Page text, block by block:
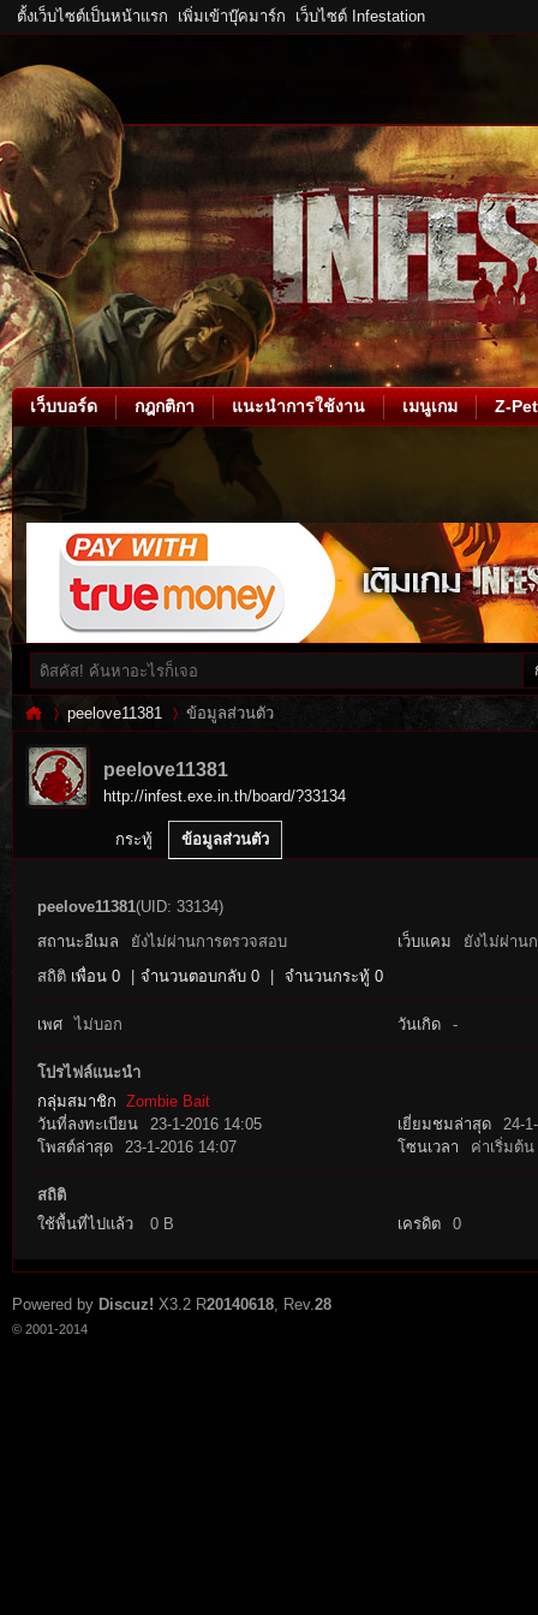
ตั้งเว็บไซต์เป็นหน้าแรก เพิ่มเข้าบุ๊คมาร์ก เว็บไซต์ Infestation
เว็บบอร์ด กฎกติกา แนะนำการใช้งาน เมนูเกม Z-Pet
peelove11381 ข้อมูลส่วนตัว
peelove11381
http://infest.exe.in.th/board/?33134
กระทู้ ข้อมูลส่วนตัว
peelove11381(UID: 33134)
สถานะอีเมล
ยังไม่ผ่านการตรวจสอบ เว็บแคม
ยังไม่ผ่าน
สถิติ เพื่อน 0 จำนวนตอบกลับ 0 จำนวนกระทู้ 0
เพศ ไม่บอก วันเกิด -
โปรไฟล์แนะนำ
กลุ่มสมาชิก Zombie Bait
วันที่ลงทะเบียน
23-1-2016 14:05 เยี่ยมชมล่าสุด
24-
โพสต์ล่าสุด
23-1-2016 14:07 โซนเวลา ค่าเริ่มต้น
สถิติ
ใช้พื้นที่ไปแล้ว
0 B เครดิต 0
Powered by Discuz! X3.2 R20140618, Rev.28
© 2001-2014